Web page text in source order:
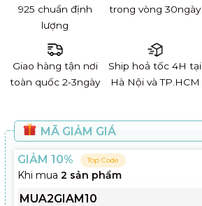
925 chuẩn định
lượng
trong vòng 30ngày
Giao hàng tận nơi
toàn quốc 2-3ngày
Ship hoả tốc 4H tại
Hà Nội và TP.HCM
MÃ GIẢM GIÁ
GIẢM 10% Top Code
Khi mua 2 sản phẩm
MUA2GIAM10